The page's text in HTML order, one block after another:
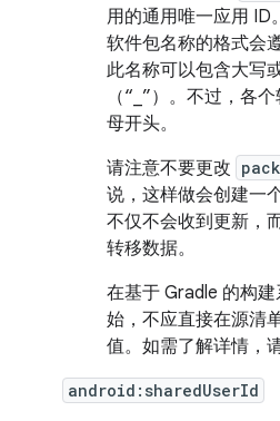
用的通用唯一应用 ID
软件包名称的格式会
此名称可以包含大写
（“_”）。不过，各
母开头。
请注意不要更改
说，这样做会创建一
不仅不会收到更新，
转移数据。
在基于 Gradle 的构
始，不应直接在源清
值。如需了解详情，
android:sharedUserId